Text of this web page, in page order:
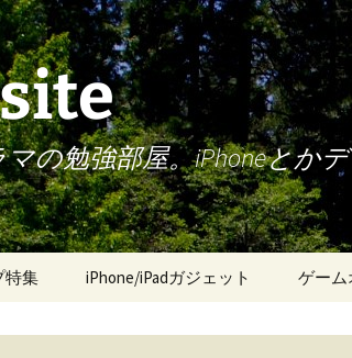
の勉強部屋。iPhoneとか
特集 iPhone/iPadガジェット ゲーム